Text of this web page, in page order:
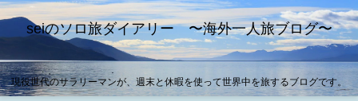
seiのソロ旅ダイアリー 〜海外一人旅ブログ〜
現役世代のサラリーマンが、週末と休暇を使って世界中を旅するブログです。